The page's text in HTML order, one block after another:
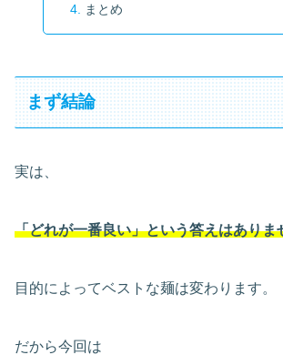
まとめ
まず結論
実は、
「どれが一番良い」という答えはありま
目的によってベストな麺は変わります。
だから今回は